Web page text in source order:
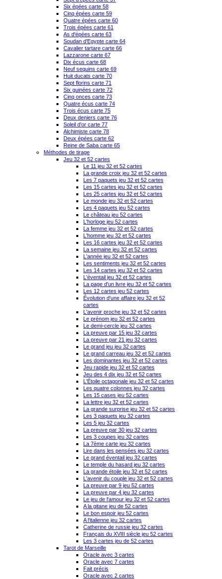
Six épées carte 58
Cinq épées carte 59
Quatre épées carte 60
Trois épées carte 61
As d'épées carte 63
Soudan d'Egypte carte 64
Cavalier tartare carte 66
Lazzarone carte 67
Dix écus carte 68
Neuf sequins carte 69
Huit ducats carte 70
Sept florins carte 71
Six guinées carte 72
Cinq onces carte 73
Quatre écus carte 74
Trois écus carte 75
Deux deniers carte 76
Soleil d'or carte 77
Alchimiste carte 78
Deux épées carte 62
Reine de Saba carte 65
Méthodes de tirage
Jeu 32 et 52 cartes
Le 11 jeu 32 et 52 cartes
La grande croix jeu 32 et 52 cartes
Les 7 paquets jeu 32 et 52 cartes
Les 15 cartes jeu 32 et 52 cartes
Les 25 cartes jeu 32 et 52 cartes
Le monde jeu 32 et 52 cartes
Les 4 paquets jeu 52 cartes
Le château jeu 52 cartes
L'horloge jeu 52 cartes
La femme jeu 32 et 52 cartes
L'homme jeu 32 et 52 cartes
Les 16 cartes jeu 32 et 52 cartes
La semaine jeu 32 et 52 cartes
L'année jeu 32 et 52 cartes
Les sentiments jeu 32 et 52 cartes
Les 14 cartes jeu 32 et 52 cartes
L'éventail jeu 32 et 52 cartes
La page d'un livre jeu 32 et 52 cartes
Les 12 cartes jeu 52 cartes
Évolution d'une affaire jeu 32 et 52
cartes
L'avenir proche jeu 32 et 52 cartes
Le prénom jeu 32 et 52 cartes
Le demi-cercle jeu 32 cartes
La preuve par 15 jeu 32 cartes
La preuve par 21 jeu 32 cartes
Le grand jeu jeu 32 cartes
Le grand carreau jeu 32 et 52 cartes
Les dominantes jeu 32 et 52 cartes
Jeu rapide jeu 32 et 52 cartes
Jeu des 4 dix jeu 32 et 52 cartes
L'Étoile octagonale jeu 32 et 52 cartes
Les quatre colonnes jeu 32 cartes
Les 15 cases jeu 52 cartes
La lettre jeu 32 et 52 cartes
La grande surprise jeu 32 et 52 cartes
Les 3 paquets jeu 32 cartes
Les 5 jeu 32 cartes
La preuve par 30 jeu 32 cartes
Les 3 coupes jeu 32 cartes
La 7ème carte jeu 32 cartes
Lire dans les pensées jeu 32 cartes
Le grand éventail jeu 32 cartes
Le temple du hasard jeu 32 cartes
La grande étoile jeu 32 et 52 cartes
L'avenir du couple jeu 32 et 52 cartes
La preuve par 9 jeu 52 cartes
La preuve par 4 jeu 32 cartes
Le jeu de l'amour jeu 32 et 52 cartes
A la gitane jeu de 52 cartes
Le bon espoir jeu 52 cartes
A l'italienne jeu 32 cartes
Catherine de russie jeu 32 cartes
Français du XVIII siècle jeu 52 cartes
Les 3 cartes jeu de 52 cartes
Tarot de Marseille
Oracle avec 3 cartes
Oracle avec 7 cartes
Fait précis
Oracle avec 2 cartes